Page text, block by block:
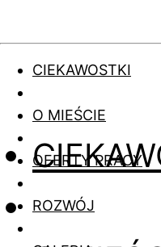
CIEKAWOSTKI
O MIEŚCIE
OFERTY PRACY
ROZWÓJ